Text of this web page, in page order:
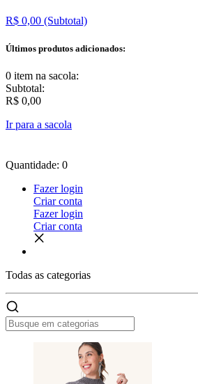
R$ 0,00 (Subtotal)
Últimos produtos adicionados:
0 item na sacola:
Subtotal:
R$ 0,00
Ir para a sacola
Quantidade: 0
Fazer login
Criar conta
Fazer login
Criar conta
Todas as categorias